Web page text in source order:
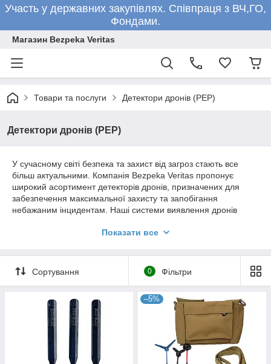
Участь у державних закупівлях. Співпраця з ВЧ,ГО,
Фондами.
Магазин Bezpeka Veritas
Товари та послуги Детектори дронів (РЕР)
Детектори дронів (РЕР)
У сучасному світі безпека та захист від загроз стають все
більш актуальними. Компанія Bezpeka Veritas пропонує
широкий асортимент детекторів дронів, призначених для
забезпечення максимальної захисту та запобігання
небажаним інцидентам. Наші системи виявлення дронів
місця розташування та типу дрона, забезпечуючи надійну
Військові підрозділи, включаючи Збройні Сили України (ЗСУ),
також активно використовують наші детектори дронів для
забезпечення безпеки на полі бою.
Показати все
Сортування 0 Фільтри
–5%